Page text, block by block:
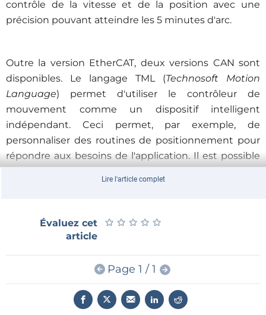
contrôle de la vitesse et de la position avec une
précision pouvant atteindre les 5 minutes d'arc.
Outre la version EtherCAT, deux versions CAN sont
disponibles. Le langage TML (Technosoft Motion
Language) permet d'utiliser le contrôleur de
mouvement comme un dispositif intelligent
indépendant. Ceci permet, par exemple, de
personnaliser des routines de positionnement pour
répondre aux besoins de l'application. Il est possible
un ou plusieurs axes dont la communication entre
Plusieurs types de maîtres CAN sont toutefois pris en
charge grâce à la série étendue de bibliothèques
Ce moteur intelligent a une vitesse maximale de
6 000 rpm et un couple à l'arrêt de 97 mNm (pour un
diamètre de 32 mm et une longueur d'à peine
Lire l'article complet
Évaluez cet
article
★ ★ ★ ★ ★
★ ★ ★ ★ ★
Page 1 / 1